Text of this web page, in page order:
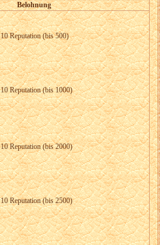
Belohnung
10 Reputation (bis 500)
10 Reputation (bis 1000)
10 Reputation (bis 2000)
10 Reputation (bis 2500)